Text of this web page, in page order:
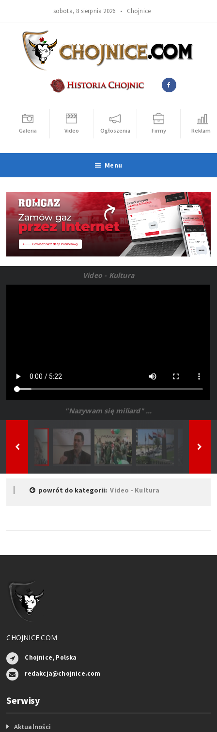
sobota, 8 sierpnia 2026 • Chojnice
Galeria Video Ogłoszenia Firmy Reklama
Menu
Video - Kultura
"Nazywam się miliard" ...
powrót do kategorii:Video - Kultura
CHOJNICE.COM
Chojnice, Polska
redakcja@chojnice.com
Serwisy
Aktualności